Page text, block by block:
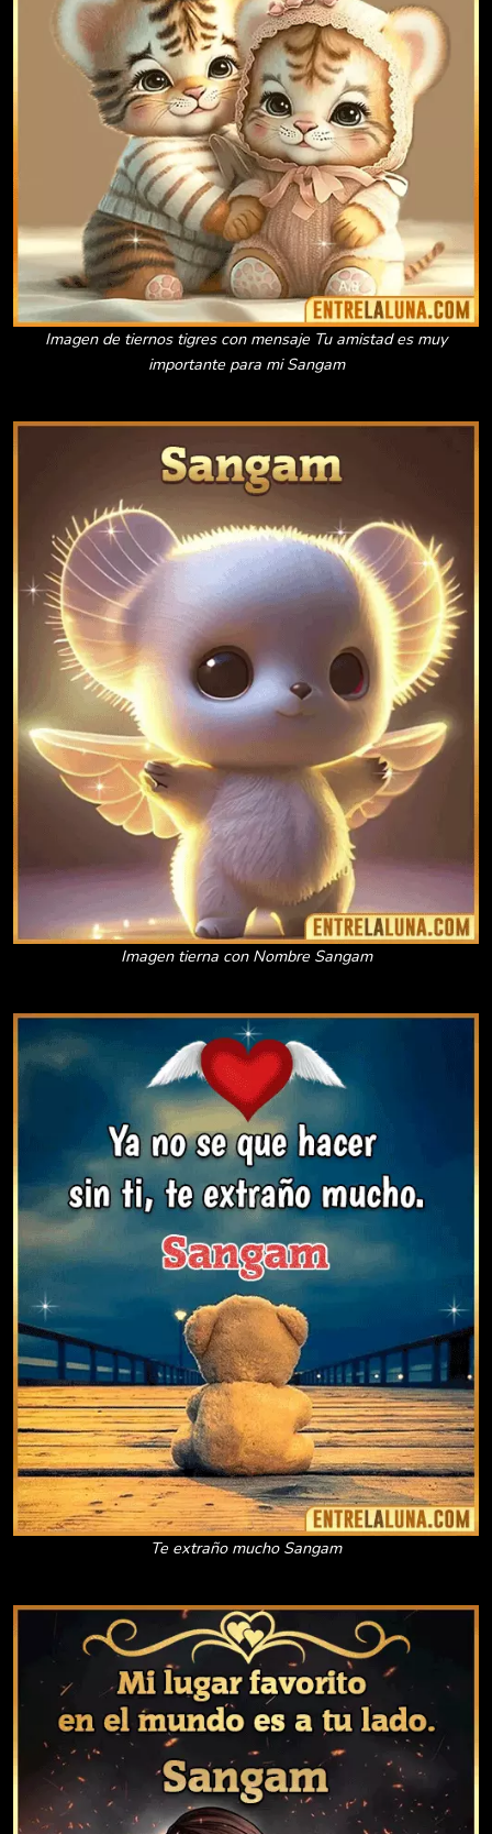
Imagen de tiernos tigres con mensaje Tu amistad es muy
importante para mi Sangam
Imagen tierna con Nombre Sangam
Te extraño mucho Sangam